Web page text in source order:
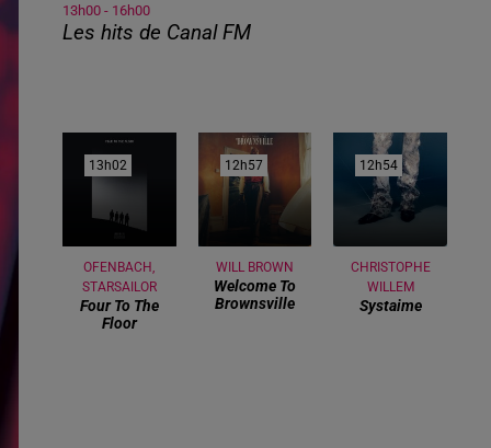
13h00 - 16h00
Les hits de Canal FM
13h02
13h02
OFENBACH,
STARSAILOR
Four To The
Floor
12h57
12h57
WILL BROWN
Welcome To
Brownsville
12h54
12h54
CHRISTOPHE
WILLEM
Systaime